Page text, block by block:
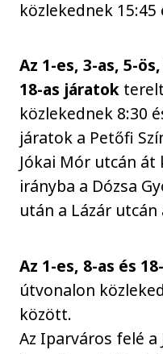
közlekednek
Az 1-es, 3-as, 5-
18-as járatok
közlekednek 8:30
járatok a Petőfi
Jókai Mór utcán át
irányba a Dózsa
után a Lázár
Az 1-es, 8-as és
útvonalon
között.
Az Iparváros felé